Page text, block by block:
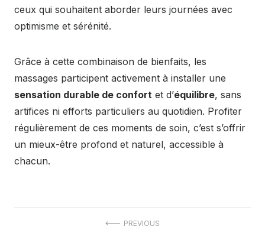
ceux qui souhaitent aborder leurs journées avec
optimisme et sérénité.
Grâce à cette combinaison de bienfaits, les
massages participent activement à installer une
sensation durable de confort et d’équilibre, sans
artifices ni efforts particuliers au quotidien. Profiter
régulièrement de ces moments de soin, c’est s’offrir
un mieux-être profond et naturel, accessible à
chacun.
PREVIOUS